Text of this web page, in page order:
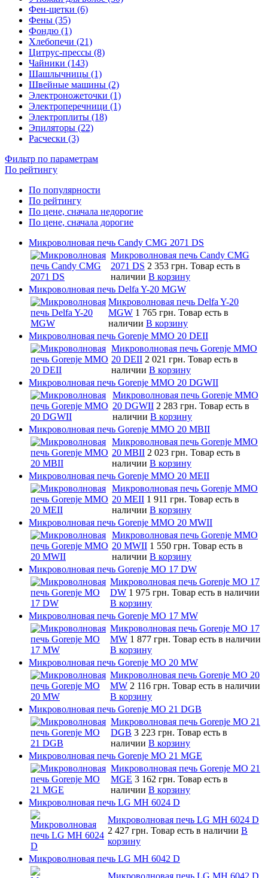
Фен-щетки (6)
Фены (35)
Фондю (1)
Хлебопечи (21)
Цитрус-прессы (8)
Чайники (143)
Шашлычницы (1)
Швейные машины (2)
Электроножеточки (1)
Электроперечници (1)
Электроплиты (18)
Эпиляторы (22)
Расчески (3)
Фильтр по параметрам
По рейтингу
По популярности
По рейтингу
По цене, сначала недорогие
По цене, сначала дорогие
Микроволновая печь Candy CMG 2071 DS
Микроволновая печь Candy CMG
2071 DS 2 353 грн. Товар есть в
наличии В корзину
Микроволновая печь Delfa Y-20 MGW
Микроволновая печь Delfa Y-20
MGW 1 765 грн. Товар есть в
наличии В корзину
Микроволновая печь Gorenje MMO 20 DEII
Микроволновая печь Gorenje MMO
20 DEII 2 021 грн. Товар есть в
наличии В корзину
Микроволновая печь Gorenje MMO 20 DGWII
Микроволновая печь Gorenje MMO
20 DGWII 2 283 грн. Товар есть в
наличии В корзину
Микроволновая печь Gorenje MMO 20 MBII
Микроволновая печь Gorenje MMO
20 MBII 2 023 грн. Товар есть в
наличии В корзину
Микроволновая печь Gorenje MMO 20 MEII
Микроволновая печь Gorenje MMO
20 MEII 1 911 грн. Товар есть в
наличии В корзину
Микроволновая печь Gorenje MMO 20 MWII
Микроволновая печь Gorenje MMO
20 MWII 1 550 грн. Товар есть в
наличии В корзину
Микроволновая печь Gorenje MO 17 DW
Микроволновая печь Gorenje MO 17
DW 1 975 грн. Товар есть в наличии
В корзину
Микроволновая печь Gorenje MO 17 MW
Микроволновая печь Gorenje MO 17
MW 1 877 грн. Товар есть в наличии
В корзину
Микроволновая печь Gorenje MO 20 MW
Микроволновая печь Gorenje MO 20
MW 2 116 грн. Товар есть в наличии
В корзину
Микроволновая печь Gorenje MO 21 DGB
Микроволновая печь Gorenje MO 21
DGB 3 223 грн. Товар есть в
наличии В корзину
Микроволновая печь Gorenje MO 21 MGE
Микроволновая печь Gorenje MO 21
MGE 3 162 грн. Товар есть в
наличии В корзину
Микроволновая печь LG MH 6024 D
Микроволновая печь LG MH 6024 D
2 427 грн. Товар есть в наличии В
корзину
Микроволновая печь LG MH 6042 D
Микроволновая печь LG MH 6042 D